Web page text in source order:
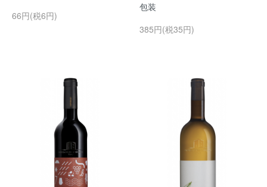
66円(税6円)
包装
385円(税35円)